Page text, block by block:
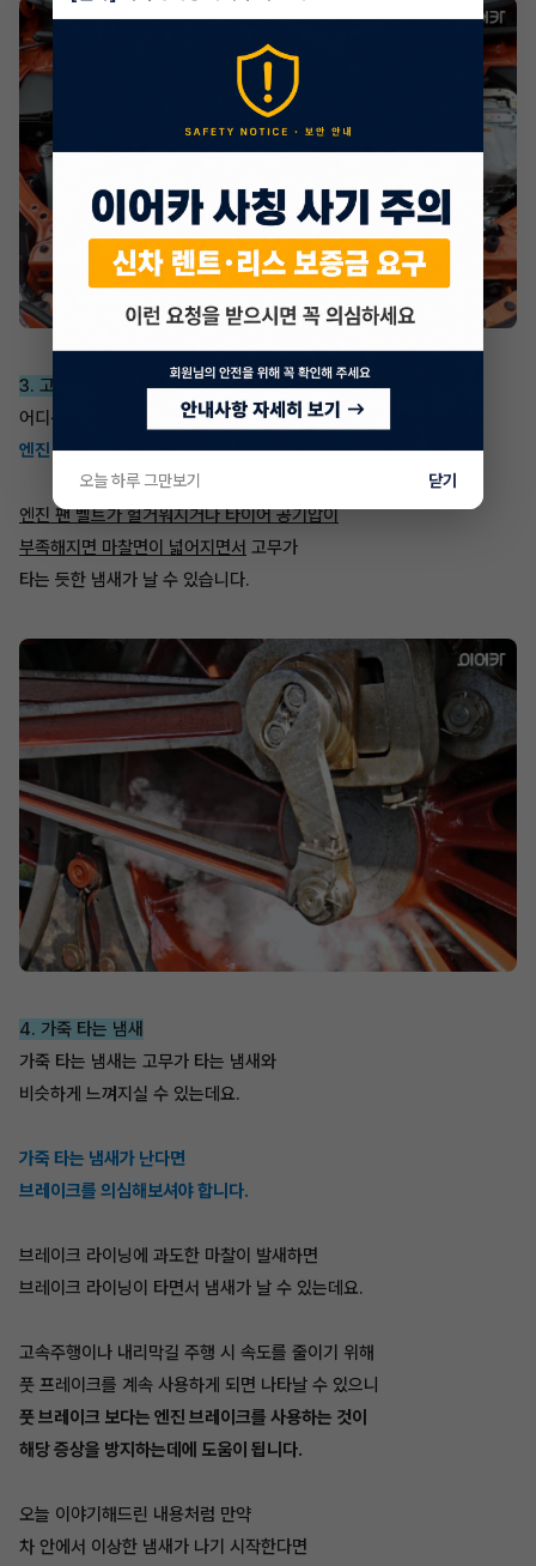
3. 고무 타는 냄새
어디선가 고무타는 냄새가 난다면
엔진 팬 벨트의 문제일 가능성이 가장 높습니다.
엔진 팬 벨트가 헐거워지거나 타이어 공기압이
부족해지면 마찰면이 넓어지면서 고무가
타는 듯한 냄새가 날 수 있습니다.
4. 가죽 타는 냄새
가죽 타는 냄새는 고무가 타는 냄새와
비슷하게 느껴지실 수 있는데요.
가죽 타는 냄새가 난다면
브레이크를 의심해보셔야 합니다.
브레이크 라이닝에 과도한 마찰이 발새하면
브레이크 라이닝이 타면서 냄새가 날 수 있는데요.
고속주행이나 내리막길 주행 시 속도를 줄이기 위해
풋 프레이크를 계속 사용하게 되면 나타날 수 있으니
풋 브레이크 보다는 엔진 브레이크를 사용하는 것이
해당 증상을 방지하는데에 도움이 됩니다.
오늘 이야기해드린 내용처럼 만약
차 안에서 이상한 냄새가 나기 시작한다면
오늘 하루 그만보기 닫기